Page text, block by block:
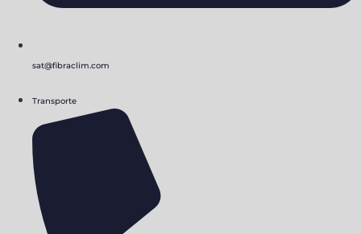
sat@fibraclim.com
Transporte